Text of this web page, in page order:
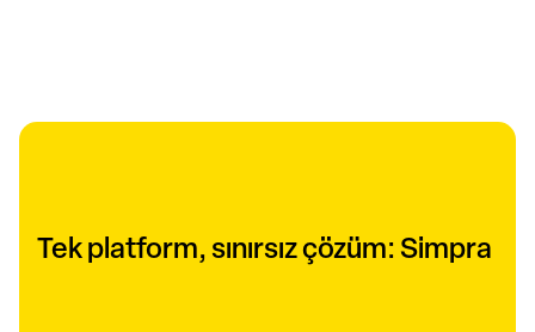
Tek platform, sınırsız çözüm: Simpra